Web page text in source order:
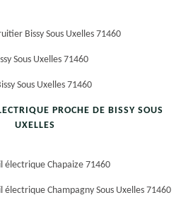
Bissy Sous Uxelles 71460
Sous Uxelles 71460
Sous Uxelles 71460
PROCHE DE BISSY SOUS
UXELLES
électrique Chapaize 71460
Champagny Sous Uxelles 71460